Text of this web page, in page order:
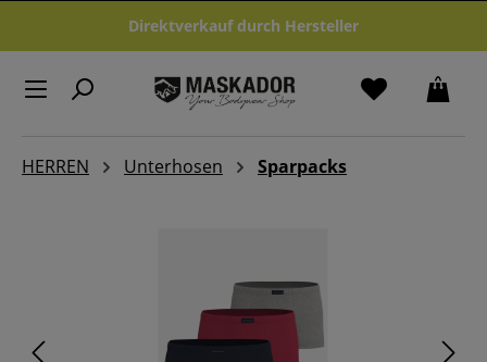
Zum Hauptinhalt springenDirektverkauf durch Hersteller
HERREN Unterhosen Sparpacks